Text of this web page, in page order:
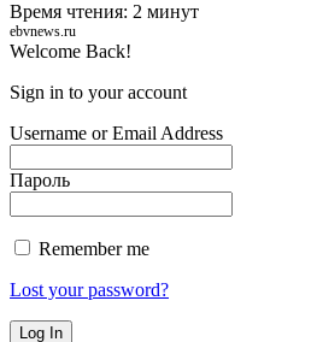
Время чтения: 2 минут
ebvnews.ru
Welcome Back!
Sign in to your account
Username or Email Address
Пароль
Remember me
Lost your password?